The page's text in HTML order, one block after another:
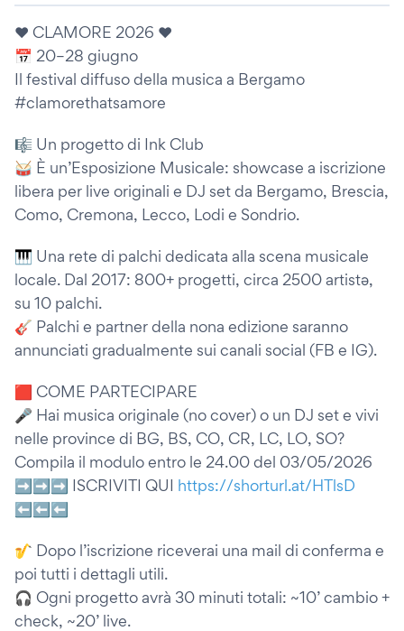
❤️ CLAMORE 2026 ❤️
📅 20–28 giugno
Il festival diffuso della musica a Bergamo
#clamorethatsamore
🎼 Un progetto di Ink Club
🥁 È un’Esposizione Musicale: showcase a iscrizione
libera per live originali e DJ set da Bergamo, Brescia,
Como, Cremona, Lecco, Lodi e Sondrio.
🎹 Una rete di palchi dedicata alla scena musicale
locale. Dal 2017: 800+ progetti, circa 2500 artistə,
su 10 palchi.
🎸 Palchi e partner della nona edizione saranno
annunciati gradualmente sui canali social (FB e IG).
🟥 COME PARTECIPARE
🎤 Hai musica originale (no cover) o un DJ set e vivi
nelle province di BG, BS, CO, CR, LC, LO, SO?
Compila il modulo entro le 24.00 del 03/05/2026
➡️➡️➡️ ISCRIVITI QUI https://shorturl.at/HTlsD
⬅️⬅️⬅️
🎷 Dopo l’iscrizione riceverai una mail di conferma e
poi tutti i dettagli utili.
🎧 Ogni progetto avrà 30 minuti totali: ~10’ cambio +
check, ~20’ live.